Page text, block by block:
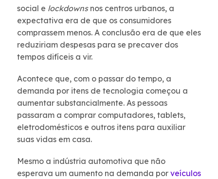
social e lockdownsnos centros urbanos, a
expectativa era de que os consumidores
comprassem menos. A conclusão era de que eles
reduziriam despesas para se precaver dos
tempos difíceis a vir.
Acontece que, com o passar do tempo, a
demanda por itens de tecnologia começou a
aumentar substancialmente. As pessoas
passaram a comprar computadores, tablets,
eletrodomésticos e outros itens para auxiliar
suas vidas em casa.
Mesmo a indústria automotiva que não
esperava um aumento na demanda por veículos